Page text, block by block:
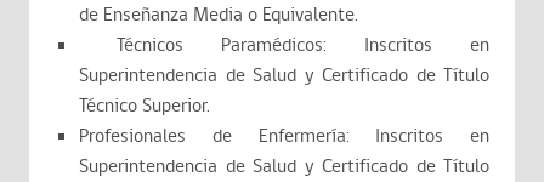
de Enseñanza Media o Equivalente.
Técnicos Paramédicos: Inscritos en
Superintendencia de Salud y Certificado de Título
Técnico Superior.
Profesionales de Enfermería: Inscritos en
Superintendencia de Salud y Certificado de Título